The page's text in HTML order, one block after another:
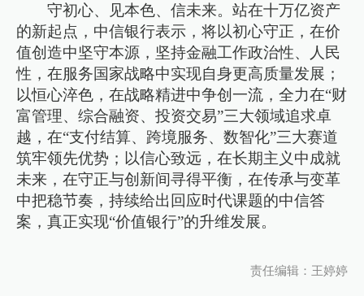
守初心、见本色、信未来。站在十万亿资产
的新起点，中信银行表示，将以初心守正，在价
值创造中坚守本源，坚持金融工作政治性、人民
性，在服务国家战略中实现自身更高质量发展；
以恒心淬色，在战略精进中争创一流，全力在“财
富管理、综合融资、投资交易”三大领域追求卓
越，在“支付结算、跨境服务、数智化”三大赛道
筑牢领先优势；以信心致远，在长期主义中成就
未来，在守正与创新间寻得平衡，在传承与变革
中把稳节奏，持续给出回应时代课题的中信答
案，真正实现“价值银行”的升维发展。
责任编辑：王婷婷